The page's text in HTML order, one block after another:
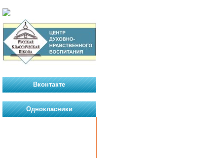
Вконтакте
Однокласники